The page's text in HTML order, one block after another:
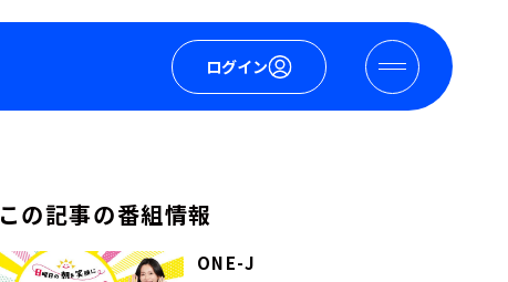
ログイン
この記事の番組情報
ONE-J